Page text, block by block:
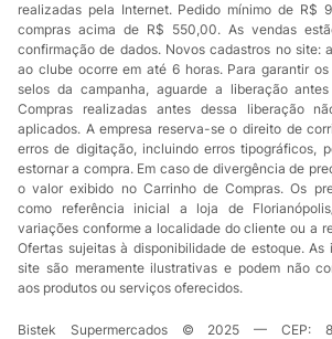
realizadas pela Internet. Pedido mínimo de R$
compras acima de R$ 550,00. As vendas
confirmação de dados. Novos cadastros no site:
ao clube ocorre em até 6 horas. Para garantir
selos da campanha, aguarde a liberação
Compras realizadas antes dessa liberação
aplicados. A empresa reserva-se o direito de
erros de digitação, incluindo erros tipográficos,
estornar a compra. Em caso de divergência de
o valor exibido no Carrinho de Compras. Os
como referência inicial a loja de
variações conforme a localidade do cliente ou a
Ofertas sujeitas à disponibilidade de estoque. As
site são meramente ilustrativas e podem não
aos produtos ou serviços oferecidos.
Bistek Supermercados © 2025 — CEP: